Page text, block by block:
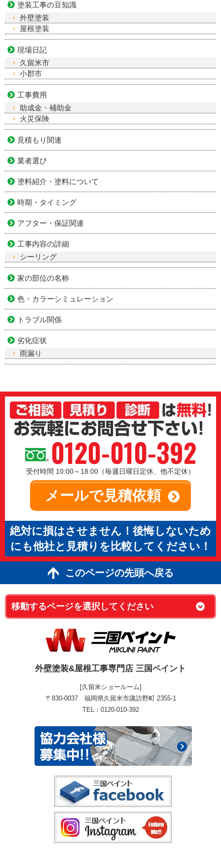
塗装工事の豆知識
外壁塗装
屋根塗装
現場日記
久留米市
小郡市
工事費用
助成金・補助金
火災保険
見積もり関連
業者選び
塗料紹介・塗料について
時期・タイミング
アフター・保証関連
工事内容の詳細
シーリング
家の部位の名称
色・カラーシミュレーション
トラブル関係
劣化症状
雨漏り
0120-010-392
受付時間 10:00～18:00（毎週日曜日定休、他不定休）
メールで見積依頼
絶対に損はさせません！後悔しないため
にも他社と見積りを比較してください！
このページの先頭へ戻る
外壁塗装&屋根工事専門店 三国ペイント
[久留米ショールーム]
〒830-0037 福岡県久留米市諏訪野町 2355-1
TEL：0120-010-392